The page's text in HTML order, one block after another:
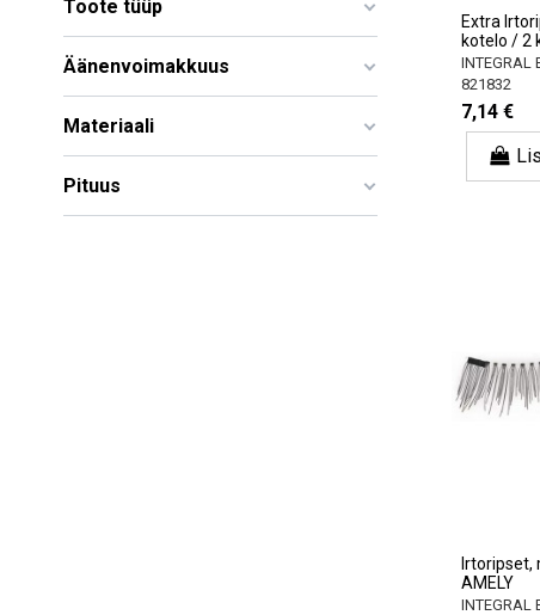
Extra
kotelo / 2
INTEGRAL
821832
7,14 €
AMELY
INTEGRAL
Toote tüüp
Äänenvoimakkuus
Materiaali
Pituus